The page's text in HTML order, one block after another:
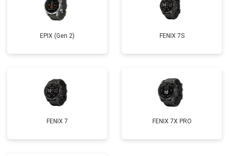
EPIX (Gen 2) FENIX 7S
FENIX 7 FENIX 7X PRO